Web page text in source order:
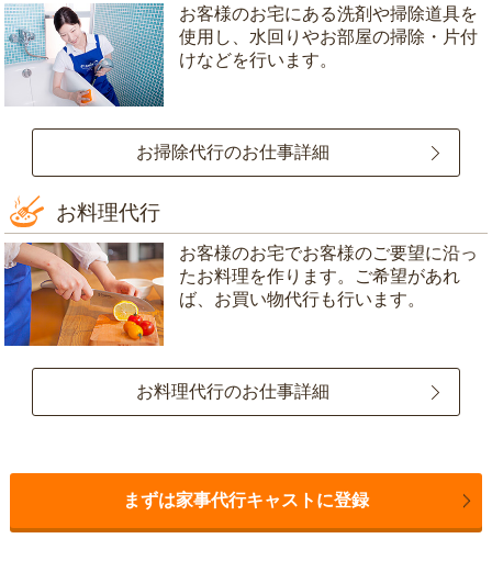
お客様のお宅にある洗剤や掃除道具を
使用し、水回りやお部屋の掃除・片付
けなどを行います。
お掃除代行のお仕事詳細
お料理代行
お客様のお宅でお客様のご要望に沿っ
たお料理を作ります。ご希望があれ
ば、お買い物代行も行います。
お料理代行のお仕事詳細
まずは家事代行キャストに登録